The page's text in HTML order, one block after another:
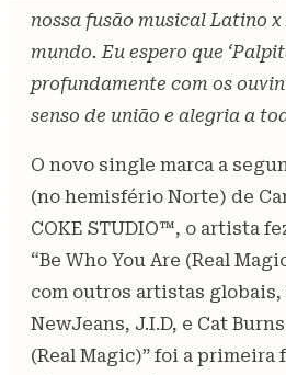
nossa fusão musical Latino
mundo. Eu espero que
profundamente com os
senso de união e alegria a
O novo single marca a
(no hemisfério Norte) de
COKE STUDIO™, o artista
“Be Who You Are (Real
com outros artistas
NewJeans, J.I.D, e Cat
(Real Magic)” foi a primeira